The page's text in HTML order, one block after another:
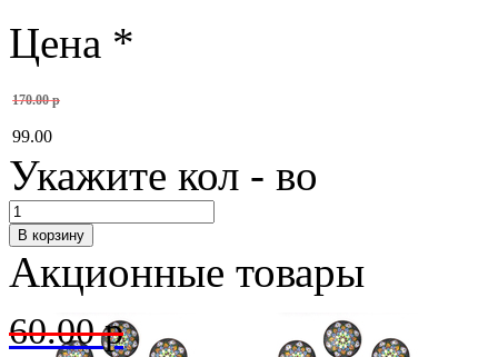
Цена *
170.00 р
99.00
Укажите кол - во
Акционные товары
60.00 р